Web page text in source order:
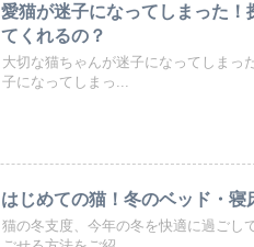
愛猫が迷子になってしまった
てくれるの？
大切な猫ちゃんが迷子になってしま
子になってしまっ...
はじめての猫！冬のベッド・
猫の冬支度、今年の冬を快適に過ごし